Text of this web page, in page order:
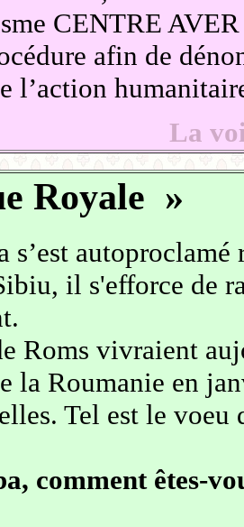
CENTRE
afin de
l’action
La
Royale »
s’est
il s'efforce de
Roms vivraient
la Roumanie en
Tel est le
comment êtes-